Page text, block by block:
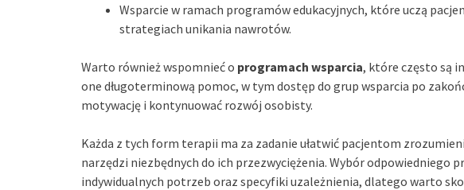
Wsparcie w ramach programów edukacyjnych, które uczą
strategiach unikania nawrotów.
Warto również wspomnieć o programach wsparcia, które często są
one długoterminową pomoc, w tym dostęp do grup wsparcia po
motywację i kontynuować rozwój osobisty.
Każda z tych form terapii ma za zadanie ułatwić pacjentom
narzędzi niezbędnych do ich przezwyciężenia. Wybór odpowiedniego
indywidualnych potrzeb oraz specyfiki uzależnienia, dlatego warto